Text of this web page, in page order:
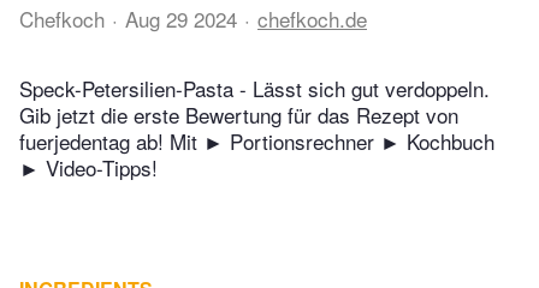
Chefkoch Aug 29 2024 chefkoch.de
Speck-Petersilien-Pasta - Lässt sich gut verdoppeln.
Gib jetzt die erste Bewertung für das Rezept von
fuerjedentag ab! Mit ► Portionsrechner ► Kochbuch
► Video-Tipps!